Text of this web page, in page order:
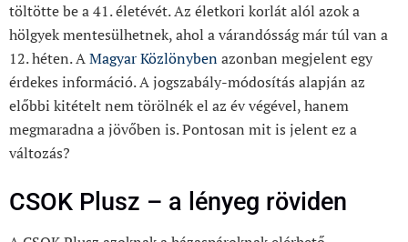
töltötte be a 41. életévét. Az életkori korlát alól azok a
hölgyek mentesülhetnek, ahol a várandósság már túl van a
12. héten. AMagyar Közlönybenazonban megjelent egy
érdekes információ. A jogszabály-módosítás alapján az
előbbi kitételt nem törölnék el az év végével, hanem
megmaradna a jövőben is. Pontosan mit is jelent ez a
változás?
CSOK Plusz – a lényeg röviden